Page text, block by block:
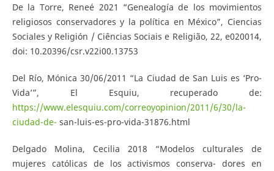
De la Torre, Reneé 2021 “Genealogía de los movimientos
religiosos conservadores y la política en México”, Ciencias
Sociales y Religión / Ciências Sociais e Religião, 22, e020014,
doi: 10.20396/csr.v22i00.13753
Del Río, Mónica 30/06/2011 “La Ciudad de San Luis es ‘Pro-
Vida’”, El Esquiu, recuperado de:
https://www.elesquiu.com/correoyopinion/2011/6/30/la-
ciudad-de- san-luis-es-pro-vida-31876.html
Delgado Molina, Cecilia 2018 “Modelos culturales de
mujeres católicas de los activismos conserva- dores en